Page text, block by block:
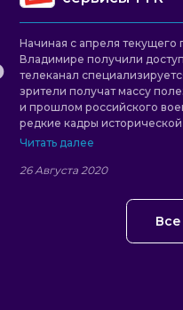
Начиная с апреля текущего
Владимире получили
телеканал
зрители получат массу
и прошлом российского
редкие кадры исторической
Читать далее
26 Августа 2020